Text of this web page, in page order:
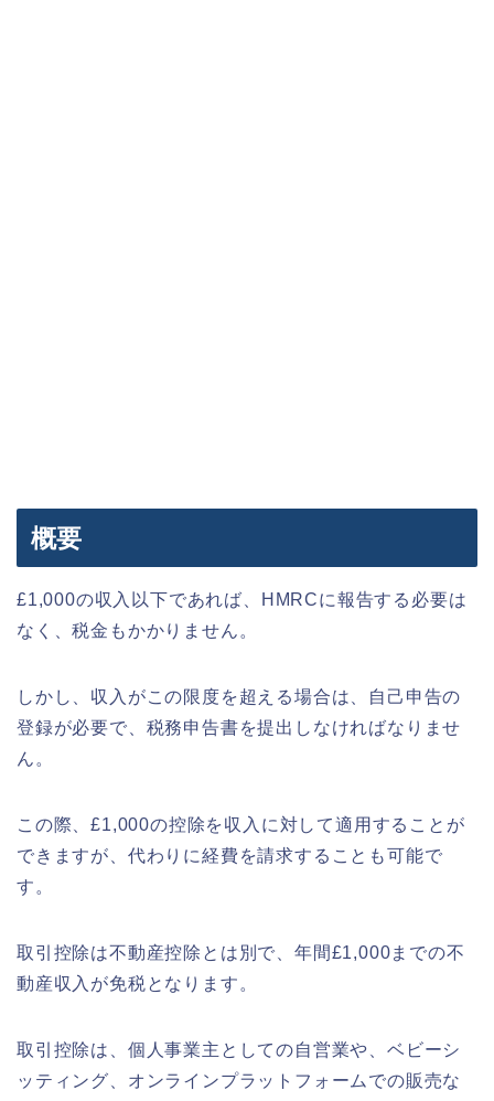
概要
£1,000の収入以下であれば、HMRCに報告する必要は
なく、税金もかかりません。
しかし、収入がこの限度を超える場合は、自己申告の
登録が必要で、税務申告書を提出しなければなりませ
ん。
この際、£1,000の控除を収入に対して適用することが
できますが、代わりに経費を請求することも可能で
す。
取引控除は不動産控除とは別で、年間£1,000までの不
動産収入が免税となります。
取引控除は、個人事業主としての自営業や、ベビーシ
ッティング、オンラインプラットフォームでの販売な